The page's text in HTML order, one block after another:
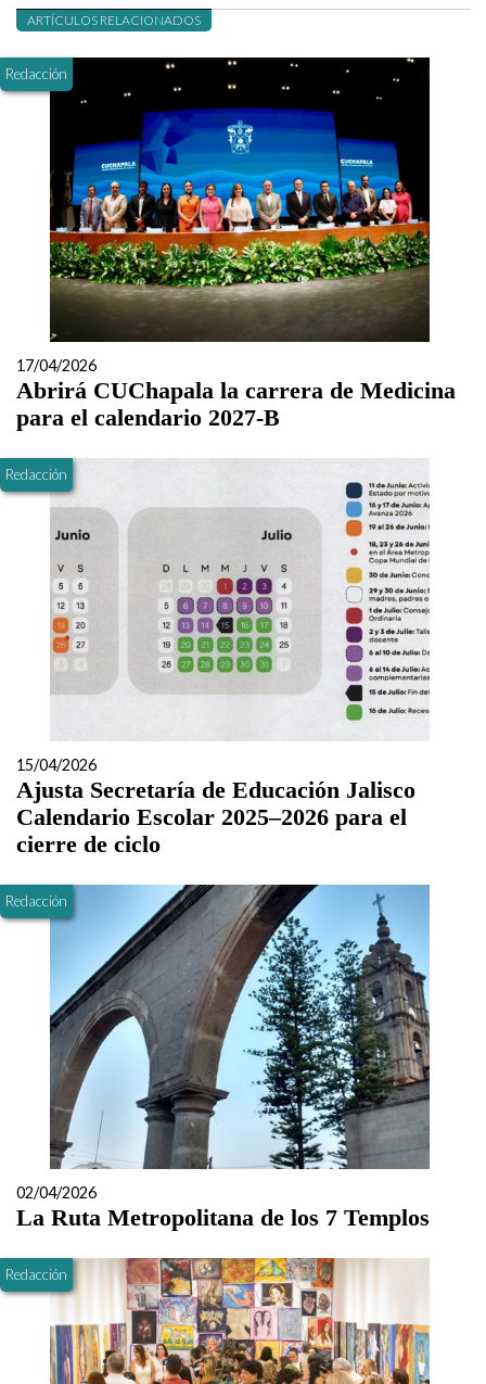
ARTÍCULOS RELACIONADOS
Redacción
17/04/2026
Abrirá CUChapala la carrera de Medicina
para el calendario 2027-B
Redacción
15/04/2026
Ajusta Secretaría de Educación Jalisco
Calendario Escolar 2025–2026 para el
cierre de ciclo
Redacción
02/04/2026
La Ruta Metropolitana de los 7 Templos
Redacción